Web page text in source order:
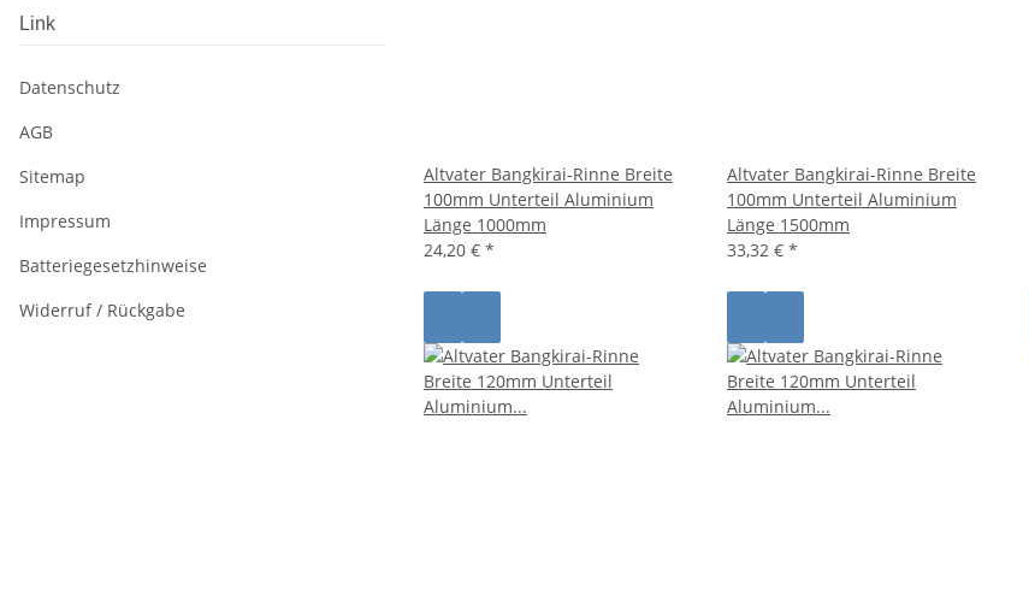
Altvater Bangkirai-Rinne Breite
100mm Unterteil Aluminium
Länge 1000mm
24,20 € *
Altvater Bangkirai-Rinne Breite
100mm Unterteil Aluminium
Länge 1500mm
33,32 € *
Link
Datenschutz
AGB
Sitemap
Impressum
Batteriegesetzhinweise
Widerruf / Rückgabe